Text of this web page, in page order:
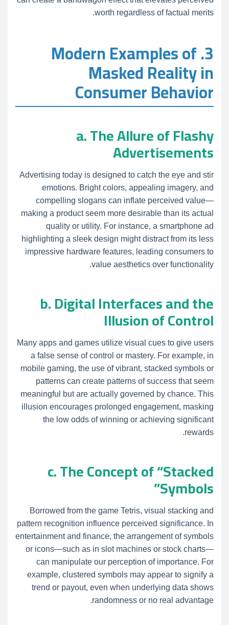
worth regardless of factual merits.
3. Modern Examples of
Masked Reality in
Consumer Behavior
a. The Allure of Flashy
Advertisements
Advertising today is designed to catch the eye and stir
emotions. Bright colors, appealing imagery, and
compelling slogans can inflate perceived value—
making a product seem more desirable than its actual
quality or utility. For instance, a smartphone ad
highlighting a sleek design might distract from its less
impressive hardware features, leading consumers to
value aesthetics over functionality.
b. Digital Interfaces and the
Illusion of Control
Many apps and games utilize visual cues to give users
a false sense of control or mastery. For example, in
mobile gaming, the use of vibrant, stacked symbols or
patterns can create patterns of success that seem
meaningful but are actually governed by chance. This
illusion encourages prolonged engagement, masking
the low odds of winning or achieving significant
rewards.
c. The Concept of “Stacked
Symbols”
Borrowed from the game Tetris, visual stacking and
pattern recognition influence perceived significance. In
entertainment and finance, the arrangement of symbols
or icons—such as in slot machines or stock charts—
can manipulate our perception of importance. For
example, clustered symbols may appear to signify a
trend or payout, even when underlying data shows
randomness or no real advantage.